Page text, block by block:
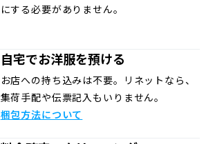
にする必要がありません。
自宅でお洋服を預ける
お店への持ち込みは不要。リネットなら、
集荷手配や伝票記入もいりません。
梱包方法について